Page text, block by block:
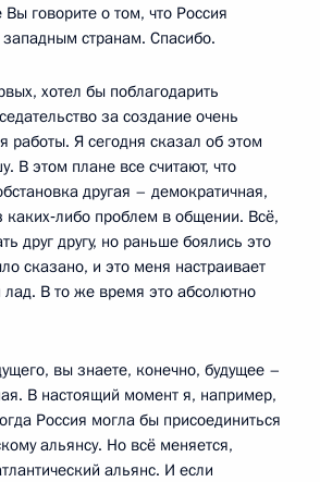
говорите о том, что Россия
странам. Спасибо.
хотел бы поблагодарить
за создание очень
работы. Я сегодня сказал об этом
В этом плане все считают, что
другая – демократичная,
каких‑либо проблем в общении. Всё,
друг другу, но раньше боялись это
сказано, и это меня настраивает
лад. В то же время это абсолютно
вы знаете, конечно, будущее –
В настоящий момент я, например,
Россия могла бы присоединиться
альянсу. Но всё меняется,
альянс. И если